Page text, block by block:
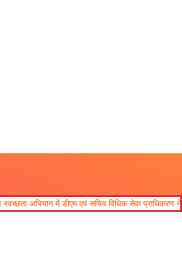
एवं सचिव विधिक सेवा प्राधिकरण ने किया प्रतिभाग।